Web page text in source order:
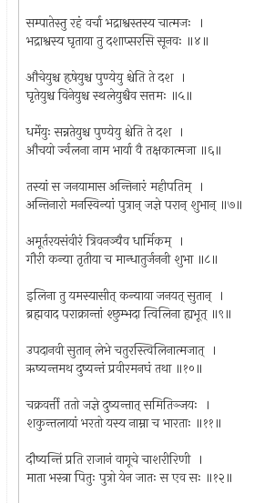
सम्पातेस्तु रहं वर्चा भद्राश्वस्तस्य चात्मजः ।
भद्राश्वस्य घृताया तु दशाप्सरसि सूनवः ॥४॥
औचेयुश्च हृषेयुश्च पुण्येयु श्चेति ते दश ।
घृतेयुश्च विनेयुश्च स्थलेयुश्चैव सत्तमः ॥५॥
धर्मेयुः सन्नतेयुश्च पुण्येयु श्चेति ते दश ।
औचयो र्ज्वलना नाम भार्या वै तक्षकात्मजा ॥६॥
तस्यां स जनयामास अन्तिनारं महीपतिम् ।
अन्तिनारो मनस्विन्यां पुत्रान् जज्ञे परान् शुभान् ॥७॥
अमूर्तरयसंवीरं त्रिवनञ्चैव धार्मिकम् ।
गौरी कन्या तृतीया च मान्धातुर्जननी शुभा ॥८॥
इलिना तु यमस्यासीत् कन्याया जनयत् सुतान् ।
ब्रह्मवाद पराक्रान्तां श्छुम्भदा त्विलिना ह्यभूत् ॥९॥
उपदानवी सुतान् लेभे चतुरस्त्विलिनात्मजात् ।
ऋष्यन्तमथ दुष्यन्तं प्रवीरमनघं तथा ॥१०॥
चक्रवर्त्ती ततो जज्ञे दुष्यन्तात् समितिञ्जयः ।
शकुन्तलायां भरतो यस्य नाम्ना च भारताः ॥११॥
दौष्यन्तिं प्रति राजानं वागूचे चाशरीरिणी ।
माता भस्त्रा पितुः पुत्रो येन जातः स एव सः ॥१२॥